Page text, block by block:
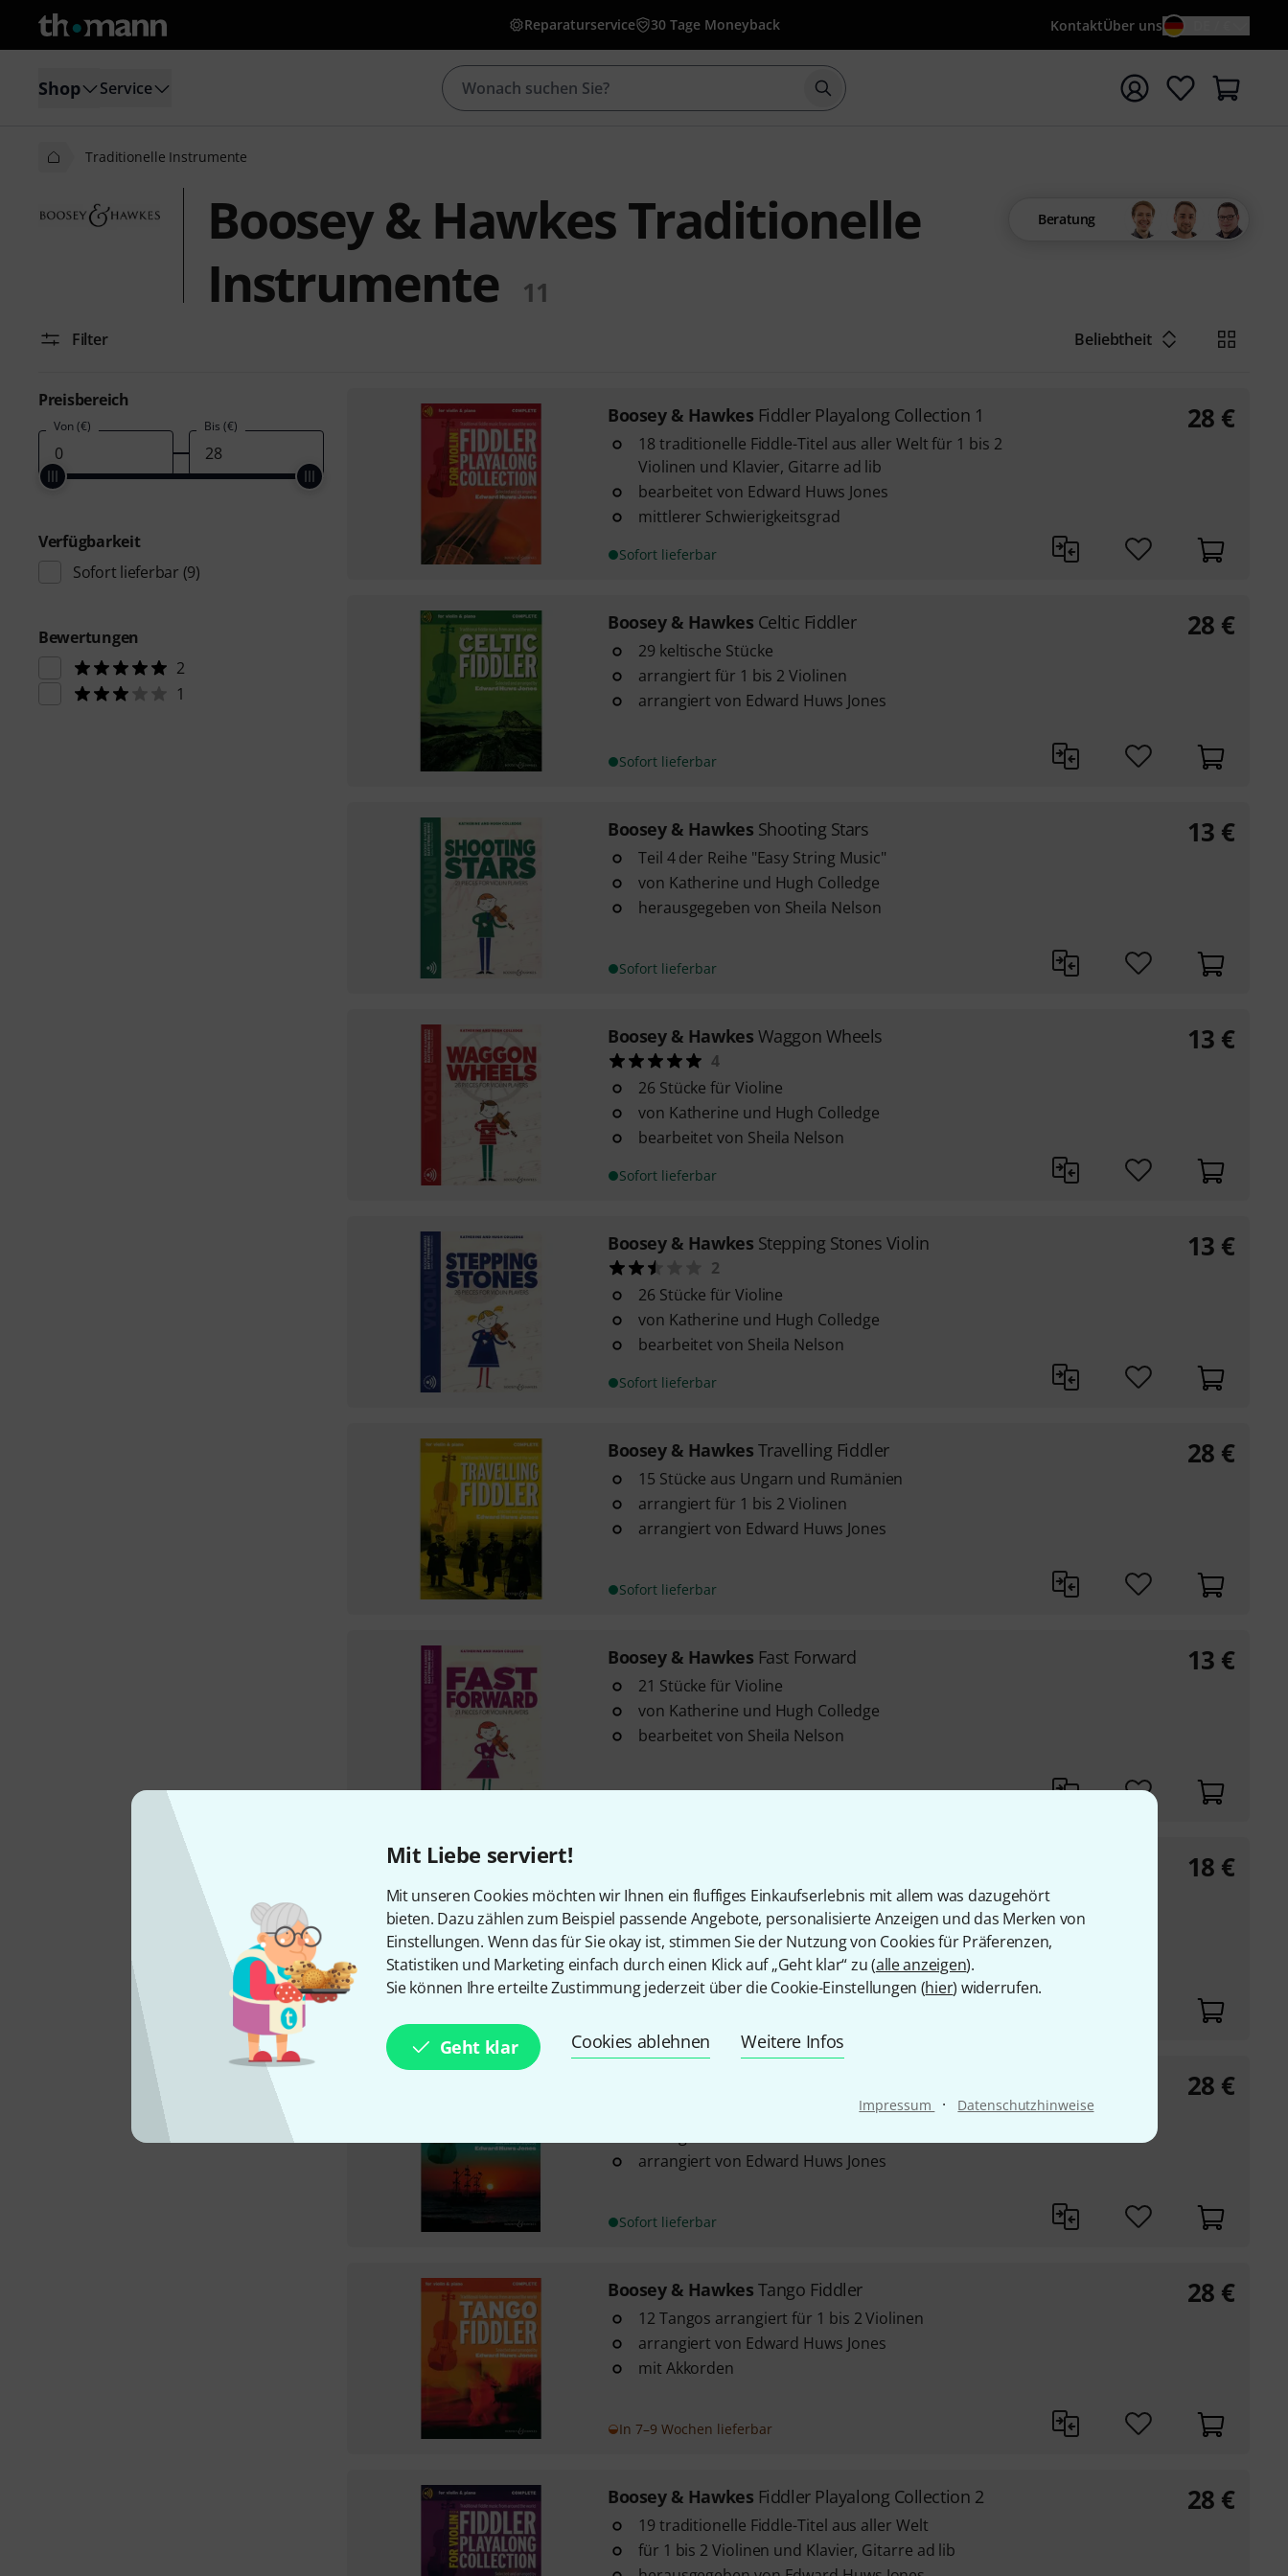
Mit Liebe serviert!
Mit unseren Cookies möchten wir Ihnen ein fluffiges Einkaufserlebnis mit allem was dazugehört
bieten. Dazu zählen zum Beispiel passende Angebote, personalisierte Anzeigen und das Merken von
Einstellungen. Wenn das für Sie okay ist, stimmen Sie der Nutzung von Cookies für Präferenzen,
Statistiken und Marketing einfach durch einen Klick auf „Geht klar“ zu (alle anzeigen).
Sie können Ihre erteilte Zustimmung jederzeit über die Cookie-Einstellungen (hier) widerrufen.
Geht klar Cookies ablehnen Weitere Infos
Impressum · Datenschutzhinweise
Reparaturservice 30 Tage Moneyback KontaktÜber uns
Shop Service Suche mit Suchwort {searchTerm} starten
Traditionelle Instrumente
Boosey & Hawkes Traditionelle
Instrumente
11
Beratung
Filter Beliebtheit
Preisbereich
Von (€) Bis (€)
Verfügbarkeit
Sofort lieferbar (9)
Bewertungen
2
1
Boosey & Hawkes Fiddler Playalong Collection 1
18 traditionelle Fiddle-Titel aus aller Welt für 1 bis 2
Violinen und Klavier, Gitarre ad lib
bearbeitet von Edward Huws Jones
mittlerer Schwierigkeitsgrad
Sofort lieferbar
28 €
Boosey & Hawkes Celtic Fiddler
29 keltische Stücke
arrangiert für 1 bis 2 Violinen
arrangiert von Edward Huws Jones
Sofort lieferbar
28 €
Boosey & Hawkes Shooting Stars
Teil 4 der Reihe "Easy String Music"
von Katherine und Hugh Colledge
herausgegeben von Sheila Nelson
Sofort lieferbar
13 €
Boosey & Hawkes Waggon Wheels
4
26 Stücke für Violine
von Katherine und Hugh Colledge
bearbeitet von Sheila Nelson
Sofort lieferbar
13 €
Boosey & Hawkes Stepping Stones Violin
2
26 Stücke für Violine
von Katherine und Hugh Colledge
bearbeitet von Sheila Nelson
Sofort lieferbar
13 €
Boosey & Hawkes Travelling Fiddler
15 Stücke aus Ungarn und Rumänien
arrangiert für 1 bis 2 Violinen
arrangiert von Edward Huws Jones
Sofort lieferbar
28 €
Boosey & Hawkes Fast Forward
21 Stücke für Violine
von Katherine und Hugh Colledge
bearbeitet von Sheila Nelson
Sofort lieferbar
13 €
1
30 traditionelle irische, schottische und englische
Lieder
arrangiert für Violine
mit Akkorden
18 €
arrangiert von Edward Huws Jones
Sofort lieferbar
28 €
Boosey & Hawkes Tango Fiddler
12 Tangos arrangiert für 1 bis 2 Violinen
arrangiert von Edward Huws Jones
mit Akkorden
In 7–9 Wochen lieferbar
28 €
Boosey & Hawkes Fiddler Playalong Collection 2
19 traditionelle Fiddle-Titel aus aller Welt
für 1 bis 2 Violinen und Klavier, Gitarre ad lib
28 €